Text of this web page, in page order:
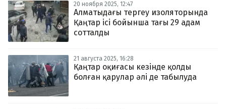
20 ноября 2025, 12:47
Алматыдағы тергеу изоляторында
Қаңтар ісі бойынша тағы 29 адам
сотталды
21 августа 2025, 16:28
Қаңтар оқиғасы кезінде қолды
болған қарулар әлі де табылуда